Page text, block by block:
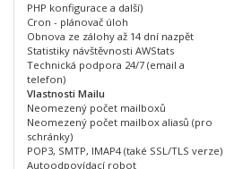
PHP konfigurace a další)
Cron - plánovač úloh
Obnova ze zálohy až 14 dní nazpět
Statistiky návštěvnosti AWStats
Technická podpora 24/7 (email a
telefon)
Vlastnosti Mailu
Neomezený počet mailboxů
Neomezený počet mailbox aliasů (pro
schránky)
POP3, SMTP, IMAP4 (také SSL/TLS verze)
Autoodpovídací robot